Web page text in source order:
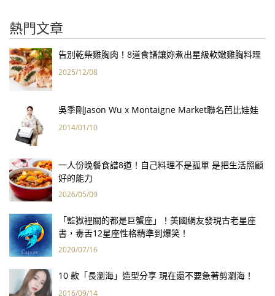
熱門文章
告別乾柴雞胸肉！8道食譜讓妳煮出星級軟嫩雞胸料理
2025/12/08
吳季剛Jason Wu x Montaigne Market聯名芭比娃娃
2014/01/10
一人份晚餐食譜8道！自己料理不是孤單 是把生活照顧
好的能力
2026/05/09
「監獄裡關的都是巨蟹座」！美國網友發現古老星座
書，毒舌12星座性格精準到爆笑！
2020/07/16
10 款「長瀏海」造型分享 現在還不要急著剪瀏海！
2016/09/14